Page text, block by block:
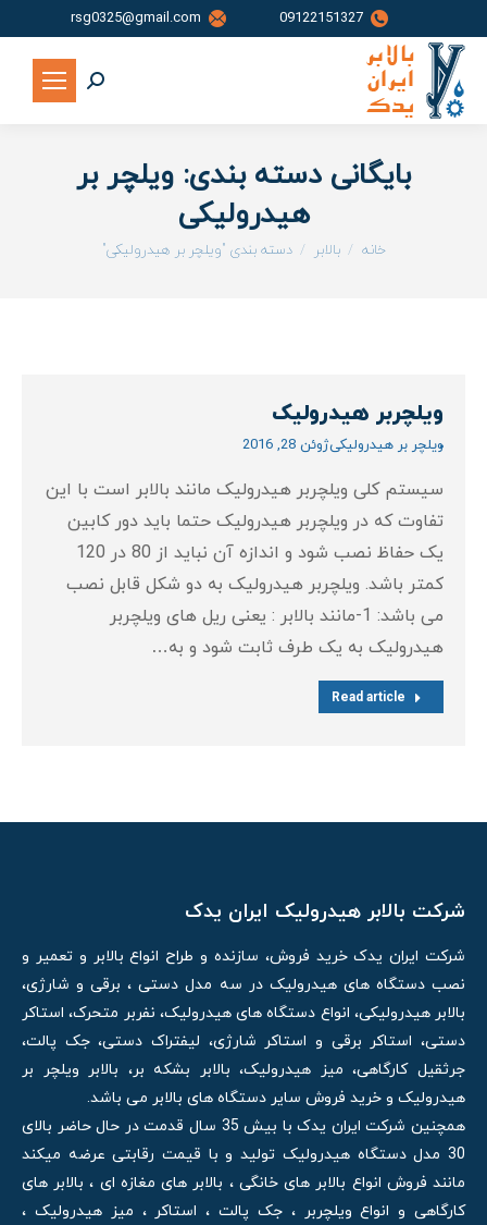
09122151327
rsg0325@gmail.com
جستجو:
بایگانی دسته بندی: ویلچر بر
هیدرولیکی
شما اینجا هستید:
خانه بالابر دسته بندی "ویلچر بر هیدرولیکی"
ویلچربر هیدرولیک
ویلچر بر هیدرولیکیژوئن 28, 2016
سیستم کلی ویلچربر هیدرولیک مانند بالابر است با این
تفاوت که در ویلچربر هیدرولیک حتما باید دور کابین
یک حفاظ نصب شود و اندازه آن نباید از 80 در 120
کمتر باشد. ویلچربر هیدرولیک به دو شکل قابل نصب
می باشد: 1-مانند بالابر : یعنی ریل های ویلچربر
هیدرولیک به یک طرف ثابت شود و به…
Read article
شرکت بالابر هیدرولیک ایران یدک
شرکت ایران یدک خرید فروش، سازنده و طراح انواع بالابر و تعمیر و
نصب دستگاه های هیدرولیک در سه مدل دستی ، برقی و شارژی،
بالابر هیدرولیکی، انواع دستگاه های هیدرولیک، نفربر متحرک، استاکر
دستی، استاکر برقی و استاکر شارژی، لیفتراک دستی، جک پالت،
جرثقیل کارگاهی، میز هیدرولیک، بالابر بشکه بر، بالابر ویلچر بر
هیدرولیک و خرید فروش سایر دستگاه های بالابر می باشد.
همچنین شرکت ایران یدک با بیش 35 سال قدمت در حال حاضر بالای
30 مدل دستگاه هیدرولیک تولید و با قیمت رقابتی عرضه میکند
مانند فروش انواع بالابر های خانگی ، بالابر های مغازه ای ، بالابر های
کارگاهی و انواع ویلچربر ، جک پالت ، استاکر ، میز هیدرولیک ،